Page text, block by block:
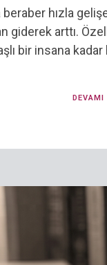
beraber hızla
giderek arttı.
bir insana
DEVAMI